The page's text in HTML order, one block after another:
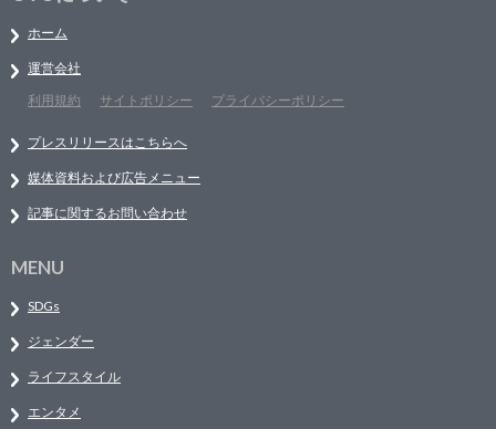
ホーム
運営会社
利用規約
サイトポリシー プライバシーポリシー
プレスリリースはこちらへ
媒体資料および広告メニュー
記事に関するお問い合わせ
MENU
SDGs
ジェンダー
ライフスタイル
エンタメ